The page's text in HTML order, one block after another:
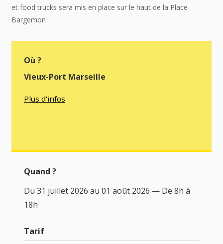
et food trucks sera mis en place sur le haut de la Place
Bargemon
Où ?
Vieux-Port Marseille
Plus d'infos
Quand ?
Du 31 juillet 2026 au 01 août 2026 — De 8h à
18h
Tarif